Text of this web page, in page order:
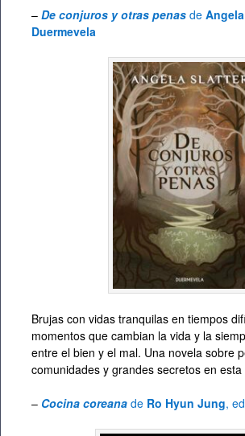
– De conjuros y otras penas de
Duermevela
Brujas con vidas tranquilas en tiempos
momentos que cambian la vida y la
entre el bien y el mal. Una novela sobre
comunidades y grandes secretos en
– Cocina coreana de Ro Hyun Jung,